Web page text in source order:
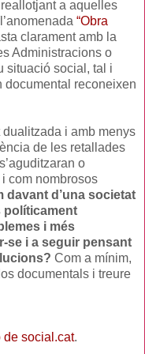
a aquelles
“Obra
clarament amb la
Administracions o
situació social, tal i
documental reconeixen
dualitzada i amb menys
de les retallades
o
com nombrosos
davant d’una societat
políticament
i més
se i a seguir pensant
Com a mínim,
documentals i treure
de social.cat.